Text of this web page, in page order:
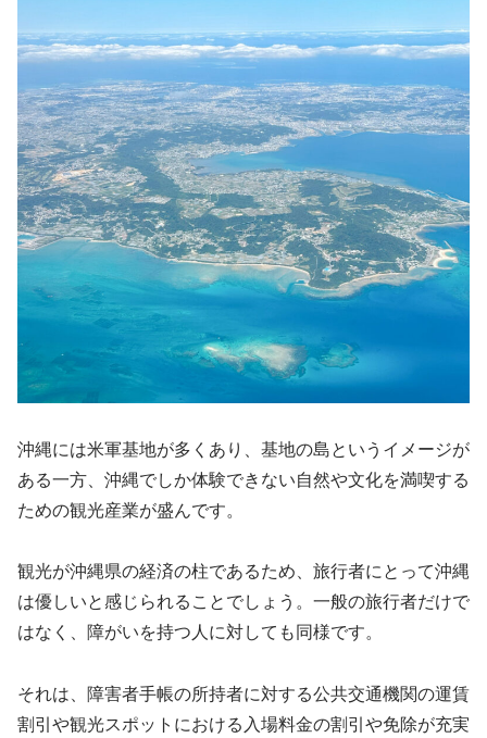
沖縄には米軍基地が多くあり、基地の島というイメージが
ある一方、沖縄でしか体験できない自然や文化を満喫する
ための観光産業が盛んです。
観光が沖縄県の経済の柱であるため、旅行者にとって沖縄
は優しいと感じられることでしょう。一般の旅行者だけで
はなく、障がいを持つ人に対しても同様です。
それは、障害者手帳の所持者に対する公共交通機関の運賃
割引や観光スポットにおける入場料金の割引や免除が充実